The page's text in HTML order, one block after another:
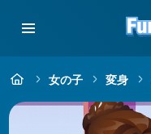
女の子 変身